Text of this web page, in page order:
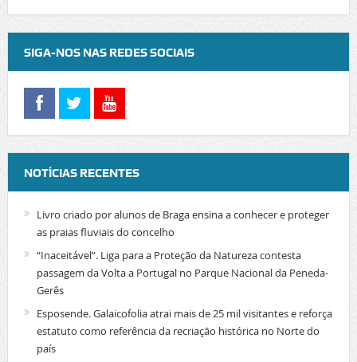
SIGA-NOS NAS REDES SOCIAIS
NOTÍCIAS RECENTES
Livro criado por alunos de Braga ensina a conhecer e proteger
as praias fluviais do concelho
“Inaceitável”. Liga para a Proteção da Natureza contesta
passagem da Volta a Portugal no Parque Nacional da Peneda-
Gerês
Esposende. Galaicofolia atrai mais de 25 mil visitantes e reforça
estatuto como referência da recriação histórica no Norte do
país